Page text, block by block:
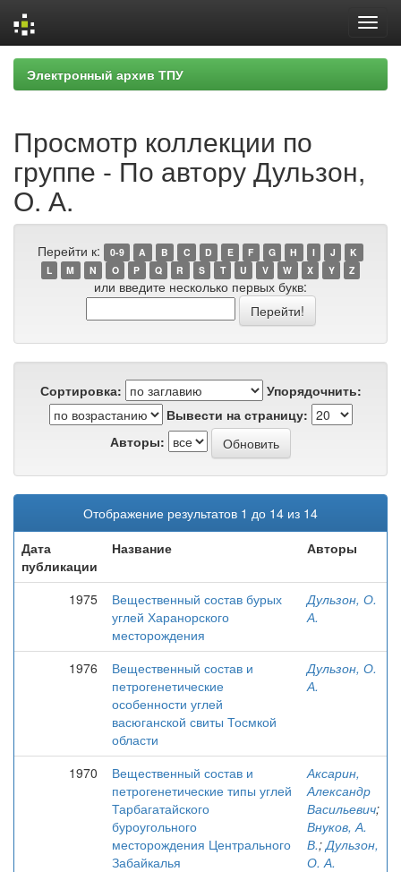
Skip
navigation
Электронный архив ТПУ
Просмотр коллекции по
группе - По автору Дульзон,
О. А.
Перейти к: 0-9 A B C D E F G H I J
K
L
M N O P Q R S T U V W X Y Z
или введите несколько первых букв:
Сортировка:
Упорядочнить:
Вывести на страницу:
Авторы:
Отображение результатов 1 до 14 из 14
Дата
публикации
Название Авторы
1975
Вещественный состав бурых
углей Харанорского
месторождения
Дульзон, О.
А.
1976
Вещественный состав и
петрогенетические
особенности углей
васюганской свиты Тосмкой
области
Дульзон, О.
А.
1970
Вещественный состав и
петрогенетические типы углей
Тарбагатайского
буроугольного
месторождения Центрального
Забайкалья
Аксарин,
Александр
Васильевич;
Внуков, А.
В.;Дульзон,
О. А.